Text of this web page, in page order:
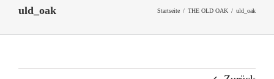
uld_oak Startseite THE OLD OAK uld_oak